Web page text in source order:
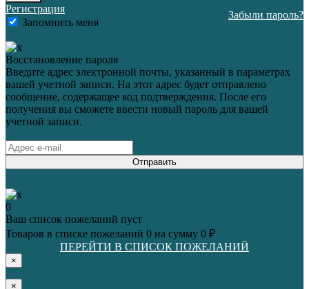
Регистрация
Запомнить меня
Забыли пароль?
Восстановление пароля
Введите адрес электронной почты, указанный в параметрах
вашей учетной записи. На этот адрес будет отправлено
сообщение, содержащее код подтверждения. После его
получения вы сможете ввести новый пароль для вашей
учетной записи.
Отправить
0
Ваш список пожеланий пуст
Товаров в списке пожеланий 0 на сумму 0 ₽
ПЕРЕЙТИ В СПИСОК ПОЖЕЛАНИЙ
×
×